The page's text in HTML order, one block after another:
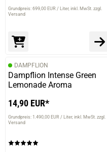
Grundpreis: 699,00 EUR / Liter inkl. MwSt. zzgl.
Versand
DAMPFLION
Dampflion Intense Green
Lemonade Aroma
14,90 EUR*
Grundpreis: 1.490,00 EUR / Liter inkl. MwSt. zzgl.
Versand